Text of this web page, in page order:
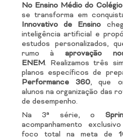
No Ensino Médio do
se transforma em
Innovativo de Ensino
inteligência artificial e
estudos personalizados,
rumo àaprovação
ENEM. Realizamos três
planos específicos de
Performance 360, que
alunos na organização das
de desempenho.
Na 3ª série, o
acompanhamento
foco total na meta de